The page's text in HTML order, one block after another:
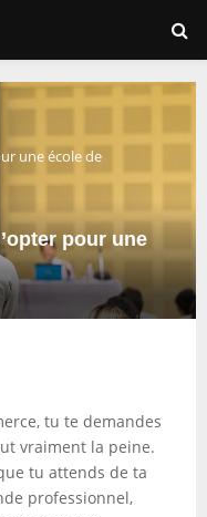
une école de
pour une
tu te demandes
vraiment la peine.
tu attends de ta
professionnel,